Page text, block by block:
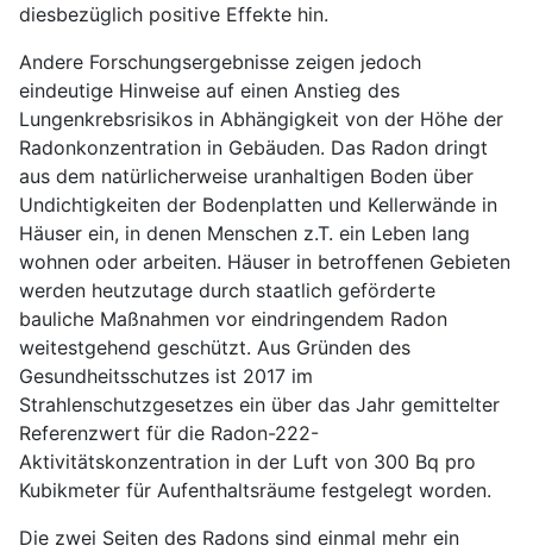
diesbezüglich positive Effekte hin.
Andere Forschungsergebnisse zeigen jedoch
eindeutige Hinweise auf einen Anstieg des
Lungenkrebsrisikos in Abhängigkeit von der Höhe der
Radonkonzentration in Gebäuden. Das Radon dringt
aus dem natürlicherweise uranhaltigen Boden über
Undichtigkeiten der Bodenplatten und Kellerwände in
Häuser ein, in denen Menschen z.T. ein Leben lang
wohnen oder arbeiten. Häuser in betroffenen Gebieten
werden heutzutage durch staatlich geförderte
bauliche Maßnahmen vor eindringendem Radon
weitestgehend geschützt. Aus Gründen des
Gesundheitsschutzes ist 2017 im
Strahlenschutzgesetzes ein über das Jahr gemittelter
Referenzwert für die Radon-222-
Aktivitätskonzentration in der Luft von 300 Bq pro
Kubikmeter für Aufenthaltsräume festgelegt worden.
Die zwei Seiten des Radons sind einmal mehr ein